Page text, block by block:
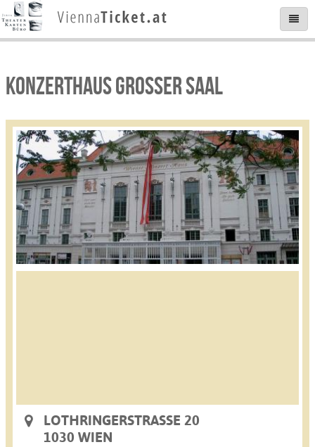
KONZERTHAUS GROSSER SAAL
LOTHRINGERSTRASSE 20
1030 WIEN